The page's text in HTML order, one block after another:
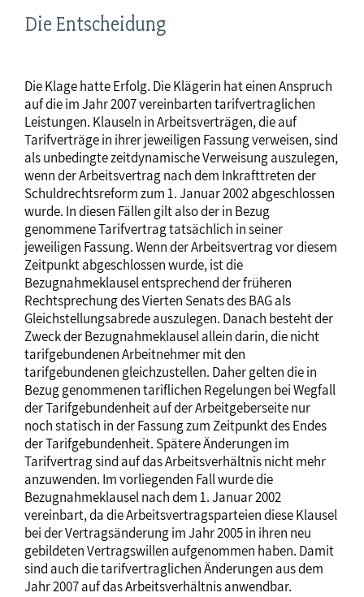
Die Entscheidung
Die Klage hatte Erfolg. Die Klägerin hat einen Anspruch
auf die im Jahr 2007 vereinbarten tarifvertraglichen
Leistungen. Klauseln in Arbeitsverträgen, die auf
Tarifverträge in ihrer jeweiligen Fassung verweisen, sind
als unbedingte zeitdynamische Verweisung auszulegen,
wenn der Arbeitsvertrag nach dem Inkrafttreten der
Schuldrechtsreform zum 1. Januar 2002 abgeschlossen
wurde. In diesen Fällen gilt also der in Bezug
genommene Tarifvertrag tatsächlich in seiner
jeweiligen Fassung. Wenn der Arbeitsvertrag vor diesem
Zeitpunkt abgeschlossen wurde, ist die
Bezugnahmeklausel entsprechend der früheren
Rechtsprechung des Vierten Senats des BAG als
Gleichstellungsabrede auszulegen. Danach besteht der
Zweck der Bezugnahmeklausel allein darin, die nicht
tarifgebundenen Arbeitnehmer mit den
tarifgebundenen gleichzustellen. Daher gelten die in
Bezug genommenen tariflichen Regelungen bei Wegfall
der Tarifgebundenheit auf der Arbeitgeberseite nur
noch statisch in der Fassung zum Zeitpunkt des Endes
der Tarifgebundenheit. Spätere Änderungen im
Tarifvertrag sind auf das Arbeitsverhältnis nicht mehr
anzuwenden. Im vorliegenden Fall wurde die
Bezugnahmeklausel nach dem 1. Januar 2002
vereinbart, da die Arbeitsvertragsparteien diese Klausel
bei der Vertragsänderung im Jahr 2005 in ihren neu
gebildeten Vertragswillen aufgenommen haben. Damit
sind auch die tarifvertraglichen Änderungen aus dem
Jahr 2007 auf das Arbeitsverhältnis anwendbar.